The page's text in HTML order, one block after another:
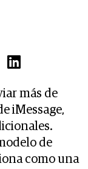
más de
iMessage,
de
como una